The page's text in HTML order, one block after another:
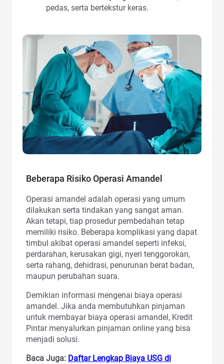
pedas, serta bertekstur keras.
Beberapa Risiko Operasi Amandel
Operasi amandel adalah operasi yang umum
dilakukan serta tindakan yang sangat aman.
Akan tetapi, tiap prosedur pembedahan tetap
memiliki risiko. Beberapa komplikasi yang dapat
timbul akibat operasi amandel seperti infeksi,
perdarahan, kerusakan gigi, nyeri tenggorokan,
serta rahang, dehidrasi, penurunan berat badan,
maupun perubahan suara.
Demikian informasi mengenai biaya operasi
amandel. Jika anda membutuhkan pinjaman
untuk membayar biaya operasi amandel, Kredit
Pintar menyalurkan pinjaman online yang bisa
menjadi solusi.
Baca Juga: Daftar Lengkap Biaya USG di